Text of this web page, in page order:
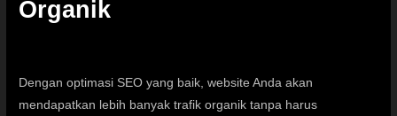
Organik
Dengan optimasi SEO yang baik, website Anda akan
mendapatkan lebih banyak trafik organik tanpa harus